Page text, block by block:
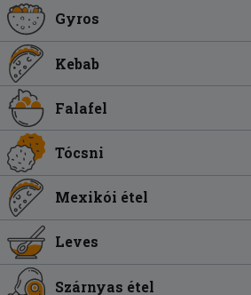
Gyros
Kebab
Falafel
Tócsni
Mexikói étel
Leves
Szárnyas étel